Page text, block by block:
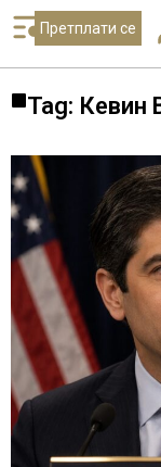
Претплати се
Tag: Кевин